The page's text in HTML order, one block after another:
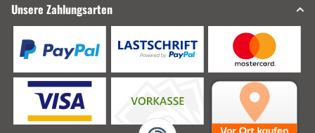
Unsere Zahlungsarten